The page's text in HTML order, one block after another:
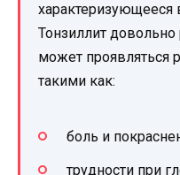
характеризующееся
Тонзиллит довольно
может проявляться
такими как:
боль и
трудности при